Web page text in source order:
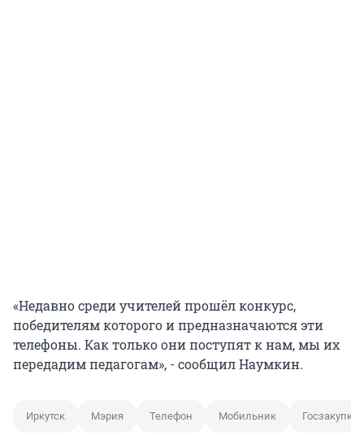
«Недавно среди учителей прошёл конкурс,
победителям которого и предназначаются эти
телефоны. Как только они поступят к нам, мы их
передадим педагогам», - сообщил Наумкин.
Иркутск Мэрия Телефон Мобильник Госзакупка